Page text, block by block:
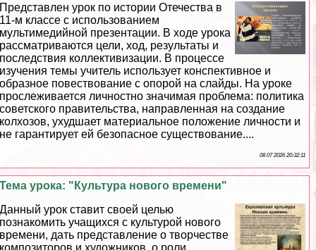
Представлен урок по истории Отечества в
11-м классе с использованием
мультимедийной презентации. В ходе урока
рассматриваются цели, ход, результаты и
последствия коллективизации. В процессе
изучения темы учитель использует конспективное и
образное повествование с опорой на слайды. На уроке
прослеживается личностно значимая проблема: политика
советского правительства, направленная на создание
колхозов, ухудшает материальное положение личности и
не гарантирует ей безопасное существование....
08 07 2026 20:32:11
Тема урока: "Культура нового времени"
Данный урок ставит своей целью
познакомить учащихся с культурой нового
времени, дать представление о творчестве
композиторов и художников, о роли